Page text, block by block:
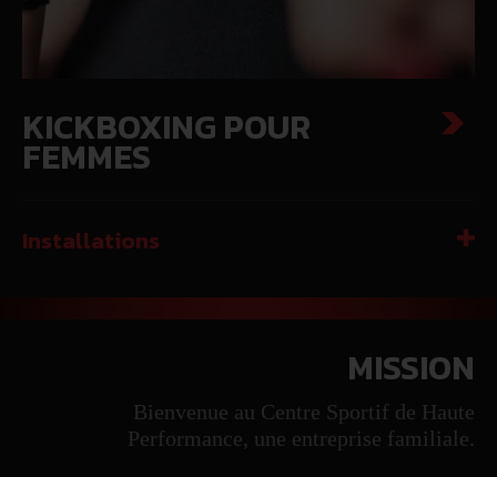
KICKBOXING POUR
FEMMES
Installations
MISSION
Bienvenue au Centre Sportif de Haute
Performance, une entreprise familiale.